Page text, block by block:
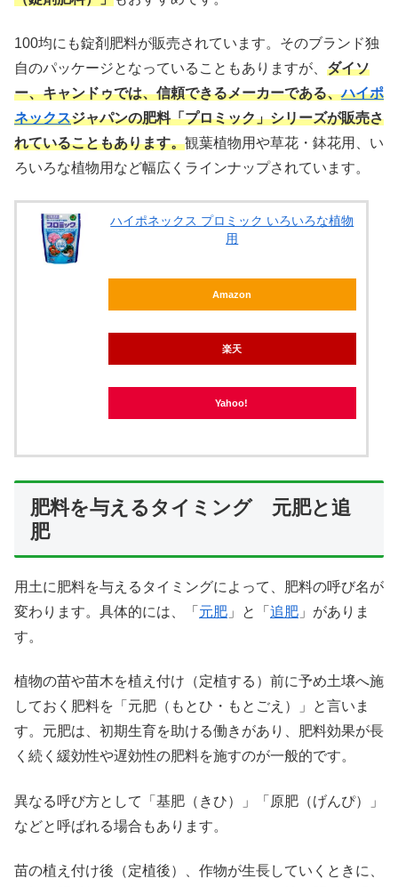
100均にも錠剤肥料が販売されています。そのブランド独
自のパッケージとなっていることもありますが、 ダイソ
ー、キャンドゥでは、信頼できるメーカーである、ハイポ
ネックスジャパンの肥料「プロミック」シリーズが販売さ
れていることもあります。観葉植物用や草花・鉢花用、い
ろいろな植物用など幅広くラインナップされています。
ハイポネックス プロミック いろいろな植物
用
Amazon
楽天
Yahoo!
肥料を与えるタイミング 元肥と追
肥
用土に肥料を与えるタイミングによって、肥料の呼び名が
変わります。具体的には、「 元肥 」と「 追肥 」がありま
す。
植物の苗や苗木を植え付け（定植する）前に予め土壌へ施
しておく肥料を「元肥（もとひ・もとごえ）」と言いま
す。元肥は、初期生育を助ける働きがあり、肥料効果が長
く続く緩効性や遅効性の肥料を施すのが一般的です。
異なる呼び方として「基肥（きひ）」「原肥（げんぴ）」
などと呼ばれる場合もあります。
苗の植え付け後（定植後）、作物が生長していくときに、